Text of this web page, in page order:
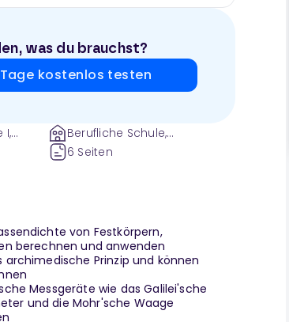
was du brauchst?
kostenlos testen
I,
der
Dichte
Berufliche Schule,
Gymnasium und weitere
6 Seiten
von Festkörpern,
berechnen und anwenden
archimedische Prinzip und können
Messgeräte wie das Galilei'sche
und die Mohr'sche Waage